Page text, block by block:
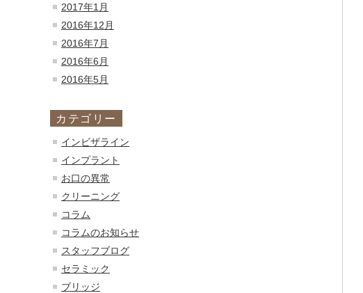
2017年1月
2016年12月
2016年7月
2016年6月
2016年5月
カテゴリー
インビザライン
インプラント
お口の異常
クリーニング
コラム
コラムのお知らせ
スタッフブログ
セラミック
ブリッジ